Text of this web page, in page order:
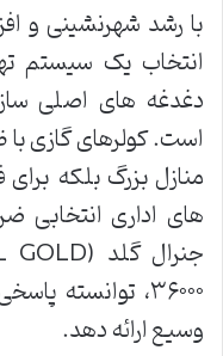
با رشد شهرنشینی و
انتخاب یک سیستم
دغدغه های اصلی
است. کولرهای گازی با
منازل بزرگ بلکه
های اداری انتخابی
جنرال گلد (GOLD
۳۶۰۰۰، توانسته
وسیع ارائه دهد.